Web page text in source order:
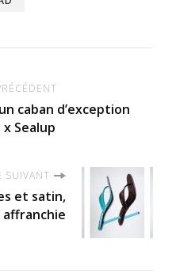
caban d’exception
Sealup
SUIVANT
et satin,
affranchie